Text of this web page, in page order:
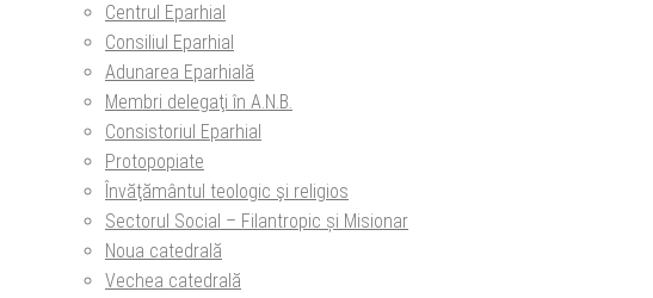
Centrul Eparhial
Consiliul Eparhial
Adunarea Eparhială
Membri delegaţi în A.N.B.
Consistoriul Eparhial
Protopopiate
Învăţământul teologic şi religios
Sectorul Social – Filantropic și Misionar
Noua catedrală
Vechea catedrală